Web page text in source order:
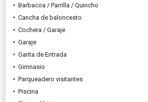
Barbacoa / Parrilla / Quincho
Cancha de baloncesto
Cochera / Garaje
Garaje
Garita de Entrada
Gimnasio
Parqueadero visitantes
Piscina